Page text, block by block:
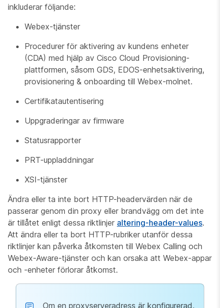
inkluderar följande:
Webex-tjänster
Procedurer för aktivering av kundens enheter
(CDA) med hjälp av Cisco Cloud Provisioning-
plattformen, såsom GDS, EDOS-enhetsaktivering,
provisionering & onboarding till Webex-molnet.
Certifikatautentisering
Uppgraderingar av firmware
Statusrapporter
PRT-uppladdningar
XSI-tjänster
Ändra eller ta inte bort HTTP-headervärden när de
passerar genom din proxy eller brandvägg om det inte
är tillåtet enligt dessa riktlinjer altering-header-values.
Att ändra eller ta bort HTTP-rubriker utanför dessa
riktlinjer kan påverka åtkomsten till Webex Calling och
Webex-Aware-tjänster och kan orsaka att Webex-appar
och -enheter förlorar åtkomst.
Om en proxyserveradress är konfigurerad,